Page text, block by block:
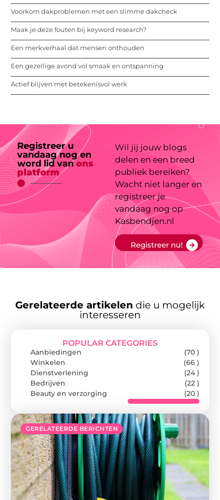
Voorkom dakproblemen met een slimme dakcheck
Maak je deze fouten bij keyword research?
Een merkverhaal dat mensen onthouden
Een gezellige avond vol smaak en ontspanning
Actief blijven met betekenisvol werk
Registreer u
vandaag nog en
word lid vanons
platform
Wil jij jouw blogs
delen en een breed
publiek bereiken?
Wacht niet langer en
registreer je
vandaag nog op
Kasbendjen.nl
Registreer nu!
Gerelateerde artikelen die u mogelijk
interesseren
GERELATEERDE BERICHTEN
POPULAR CATEGORIES
Aanbiedingen
(70 )
Winkelen
(66 )
Dienstverlening
(24 )
Bedrijven
(22 )
Beauty en verzorging
(20 )